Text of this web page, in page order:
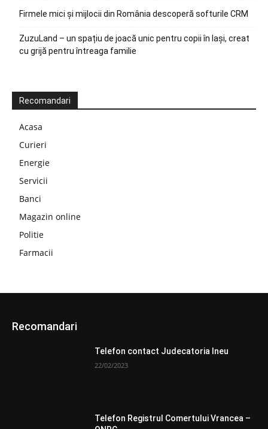
Firmele mici și mijlocii din România descoperă softurile CRM
ZuzuLand – un spațiu de joacă unic pentru copii în Iași, creat
cu grijă pentru întreaga familie
Recomandari
Acasa
Curieri
Energie
Servicii
Banci
Magazin online
Politie
Farmacii
Recomandari
Telefon contact Judecatoria Ineu
22/02/2023
Telefon Registrul Comertului Vrancea –